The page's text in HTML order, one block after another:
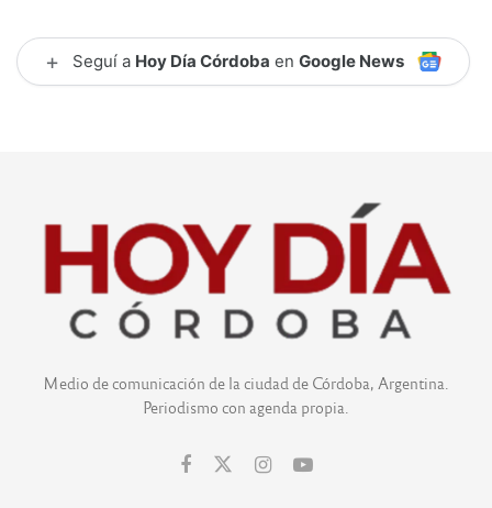
+ Seguí a Hoy Día Córdoba en Google News
Medio de comunicación de la ciudad de Córdoba, Argentina.
Periodismo con agenda propia.